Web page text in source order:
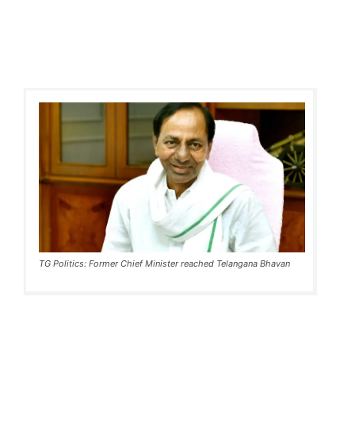
TG Politics: Former Chief Minister reached Telangana Bhavan